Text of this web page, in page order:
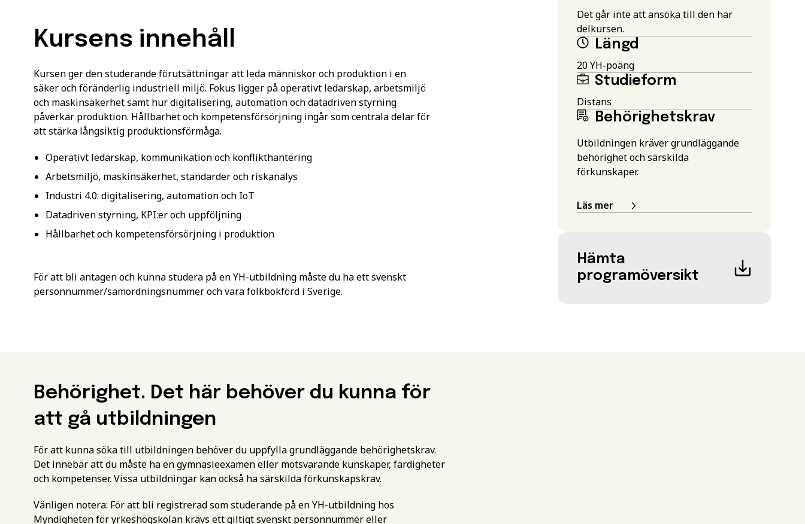
Kursens innehåll
Kursen ger den studerande förutsättningar att leda människor och produktion i en
säker och föränderlig industriell miljö. Fokus ligger på operativt ledarskap, arbetsmiljö
och maskinsäkerhet samt hur digitalisering, automation och datadriven styrning
påverkar produktion. Hållbarhet och kompetensförsörjning ingår som centrala delar för
att stärka långsiktig produktionsförmåga.
Operativt ledarskap, kommunikation och konflikthantering
Arbetsmiljö, maskinsäkerhet, standarder och riskanalys
Industri 4.0: digitalisering, automation och IoT
Datadriven styrning, KPI:er och uppföljning
Hållbarhet och kompetensförsörjning i produktion
För att bli antagen och kunna studera på en YH-utbildning måste du ha ett svenskt
personnummer/samordningsnummer och vara folkbokförd i Sverige.
Det går inte att ansöka till den här
delkursen.
Längd
20 YH-poäng
Studieform
Distans
Behörighetskrav
Utbildningen kräver grundläggande
behörighet och särskilda
förkunskaper.
Läs mer
Hämta
programöversikt
Behörighet. Det här behöver du kunna för
att gå utbildningen
För att kunna söka till utbildningen behöver du uppfylla grundläggande behörighetskrav.
Det innebär att du måste ha en gymnasieexamen eller motsvarande kunskaper, färdigheter
och kompetenser. Vissa utbildningar kan också ha särskilda förkunskapskrav.
Vänligen notera: För att bli registrerad som studerande på en YH-utbildning hos
Myndigheten för yrkeshögskolan krävs ett giltigt svenskt personnummer eller